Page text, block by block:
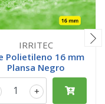
IRRITEC
Polietileno 16 mm
Plansa Negro
+